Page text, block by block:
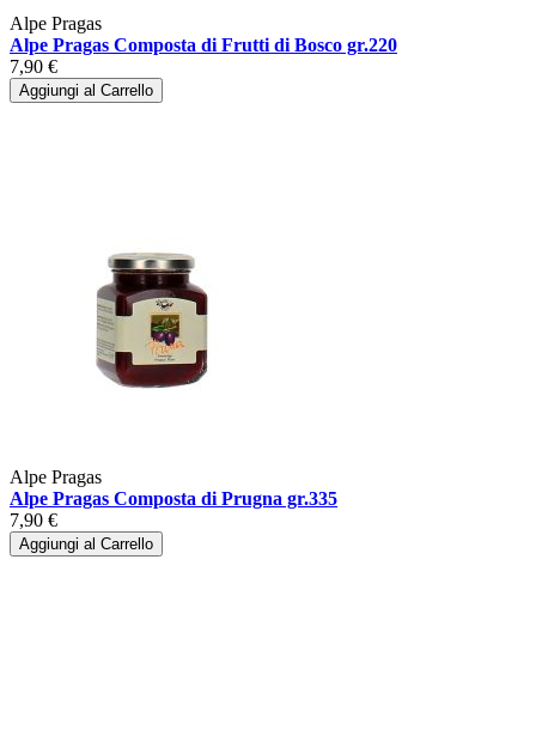
Alpe Pragas
Alpe Pragas Composta di Frutti di Bosco gr.220
7,90 €
Aggiungi al Carrello
Alpe Pragas
Alpe Pragas Composta di Prugna gr.335
7,90 €
Aggiungi al Carrello